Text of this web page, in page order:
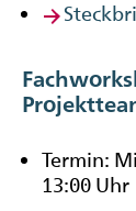
Termin:
13:00 Uhr